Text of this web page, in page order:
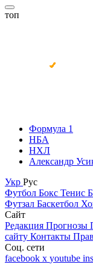
топ
Формула 1
НБА
НХЛ
Александр
Укр Рус
Футбол Бокс Тенис
Футзал Баскетбол
Сайт
Редакция Прогнозы
сайту Контакты
Соц. сети
facebook x youtube